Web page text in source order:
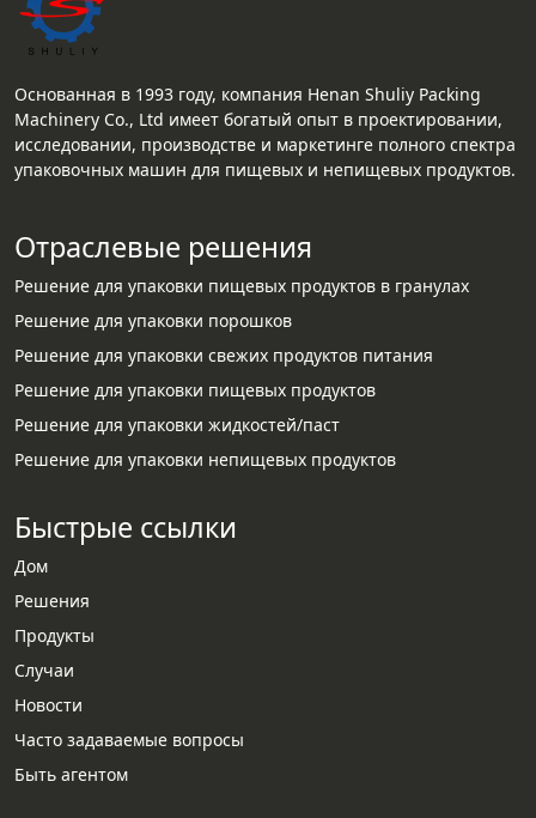
Основанная в 1993 году, компания Henan Shuliy Packing
Machinery Co., Ltd имеет богатый опыт в проектировании,
исследовании, производстве и маркетинге полного спектра
упаковочных машин для пищевых и непищевых продуктов.
Отраслевые решения
Решение для упаковки пищевых продуктов в гранулах
Решение для упаковки порошков
Решение для упаковки свежих продуктов питания
Решение для упаковки пищевых продуктов
Решение для упаковки жидкостей/паст
Решение для упаковки непищевых продуктов
Быстрые ссылки
Дом
Решения
Продукты
Случаи
Новости
Часто задаваемые вопросы
Быть агентом